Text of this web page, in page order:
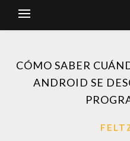
CÓMO SABER
ANDROID SE